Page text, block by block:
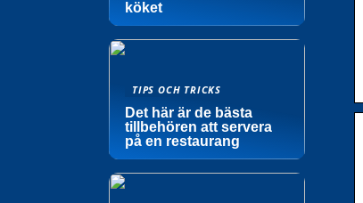
köket
TIPS OCH TRICKS
Det här är de bästa
tillbehören att servera
på en restaurang